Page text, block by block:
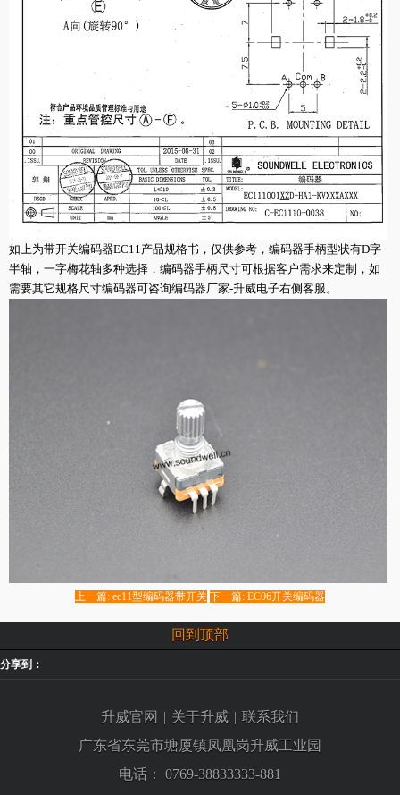
如上为带开关编码器EC11产品规格书，仅供参考，编码器手柄型状有D字
半轴，一字梅花轴多种选择，编码器手柄尺寸可根据客户需求来定制，如
需要其它规格尺寸编码器可咨询编码器厂家-升威电子右侧客服。
上一篇: ec11型编码器带开关 下一篇: EC06开关编码器
回到顶部
分享到：
升威官网 关于升威
联系我们
广东省东莞市塘厦镇凤凰岗升威工业园
电话： 0769-38833333-881